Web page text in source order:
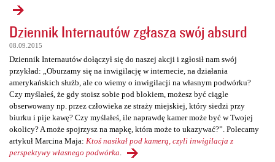
Dziennik Internautów zgłasza swój absurd
08.09.2015
Dziennik Internautów dołączył się do naszej akcji i zgłosił nam swój
przykład: „Oburzamy się na inwigilację w internecie, na działania
amerykańskich służb, ale co wiemy o inwigilacji na własnym podwórku?
Czy myślałeś, że gdy stoisz sobie pod blokiem, możesz być ciągle
obserwowany np. przez człowieka ze straży miejskiej, który siedzi przy
biurku i pije kawę? Czy myślałeś, ile naprawdę kamer może być w Twojej
okolicy? A może spojrzysz na mapkę, która może to ukazywać?”. Polecamy
artykuł Marcina Maja: Ktoś nasikał pod kamerą, czyli inwigilacja z
perspektywy własnego podwórka